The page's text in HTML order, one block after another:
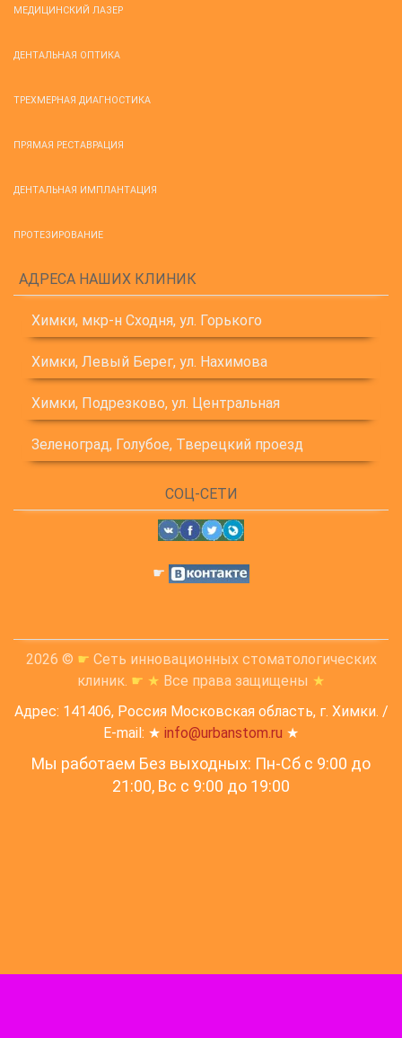
МЕДИЦИНСКИЙ ЛАЗЕР
ДЕНТАЛЬНАЯ ОПТИКА
ТРЕХМЕРНАЯ ДИАГНОСТИКА
ПРЯМАЯ РЕСТАВРАЦИЯ
ДЕНТАЛЬНАЯ ИМПЛАНТАЦИЯ
ПРОТЕЗИРОВАНИЕ
АДРЕСА НАШИХ КЛИНИК
Химки, мкр-н Сходня, ул. Горького
Химки, Левый Берег, ул. Нахимова
Химки, Подрезково, ул. Центральная
Зеленоград, Голубое, Тверецкий проезд
СОЦ-СЕТИ
☛
2026 © ☛ Сеть инновационных стоматологических
клиник. ☛ ★ Все права защищены ★
Адрес: 141406, Россия Московская область, г. Химки. /
E-mail: ★ info@urbanstom.ru ★
Мы работаем Без выходных: Пн-Сб с 9:00 до
21:00, Вс c 9:00 до 19:00